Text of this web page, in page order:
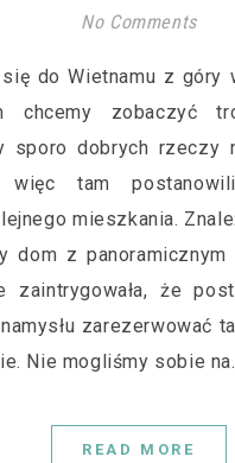
No Comments
chcemy zobaczyć
sporo dobrych rzeczy
więc tam
mieszkania.
dom z panoramicznym
zaintrygowała, że
zarezerwować
Nie mogliśmy sobie
READ MORE